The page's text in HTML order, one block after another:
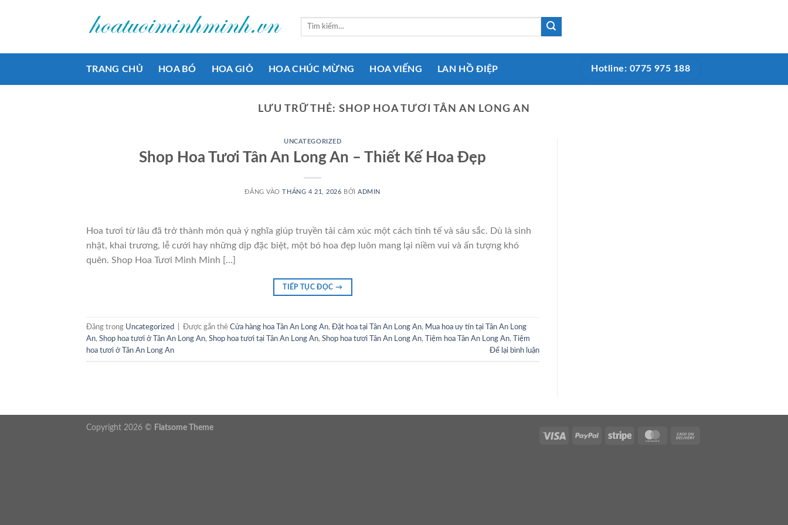
Tìm
TRANG CHỦ HOA BÓ HOA GIỎ HOA CHÚC MỪNG HOA VIẾNG LAN HỒ ĐIỆP Hotline: 0775 975 188
LƯU TRỮ THẺ:SHOP HOA TƯƠI TÂN AN LONG AN
UNCATEGORIZED
Shop Hoa Tươi Tân An Long An – Thiết Kế Hoa Đẹp
ĐĂNG VÀOTHÁNG 4 21, 2026 BỞIADMIN
Hoa tươi từ lâu đã trở thành món quà ý nghĩa giúp truyền tải cảm xúc một cách tinh tế và sâu sắc. Dù là sinh
nhật, khai trương, lễ cưới hay những dịp đặc biệt, một bó hoa đẹp luôn mang lại niềm vui và ấn tượng khó
quên. Shop Hoa Tươi Minh Minh […]
TIẾP TỤC ĐỌC →
Đăng trong Uncategorized Được gắn thẻ Cửa hàng hoa Tân An Long An, Đặt hoa tại Tân An Long An, Mua hoa uy tín tại Tân An Long
An, Shop hoa tươi ở Tân An Long An, Shop hoa tươi tại Tân An Long An, Shop hoa tươi Tân An Long An, Tiệm hoa Tân An Long An,
Tiệm
hoa tươi ở Tân An Long An
Để lại bình luận
Copyright 2026 © Flatsome Theme